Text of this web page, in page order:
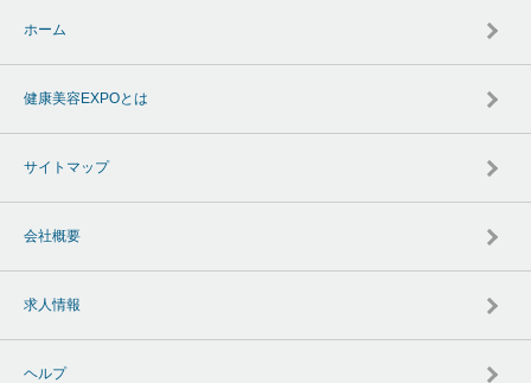
ホーム
健康美容EXPOとは
サイトマップ
会社概要
求人情報
ヘルプ